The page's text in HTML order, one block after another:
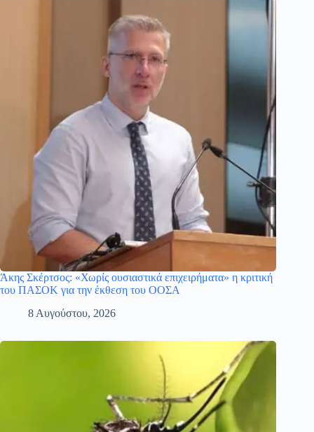
Άκης Σκέρτσος: «Χωρίς ουσιαστικά επιχειρήματα» η κριτική
του ΠΑΣΟΚ για την έκθεση του ΟΟΣΑ
8 Αυγούστου, 2026